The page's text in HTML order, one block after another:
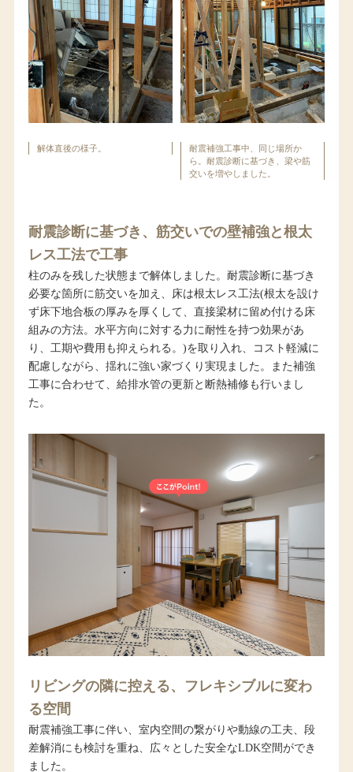
解体直後の様子。
耐震補強工事中、同じ場所か
ら。耐震診断に基づき、梁や筋
交いを増やしました。
耐震診断に基づき、筋交いでの壁補強と根太
レス工法で工事
柱のみを残した状態まで解体しました。耐震診断に基づき
必要な箇所に筋交いを加え、床は根太レス工法(根太を設け
ず床下地合板の厚みを厚くして、直接梁材に留め付ける床
組みの方法。水平方向に対する力に耐性を持つ効果があ
り、工期や費用も抑えられる。)を取り入れ、コスト軽減に
配慮しながら、揺れに強い家づくり実現ました。また補強
工事に合わせて、給排水管の更新と断熱補修も行いまし
た。
リビングの隣に控える、フレキシブルに変わ
る空間
耐震補強工事に伴い、室内空間の繋がりや動線の工夫、段
差解消にも検討を重ね、広々とした安全なLDK空間ができ
ました。